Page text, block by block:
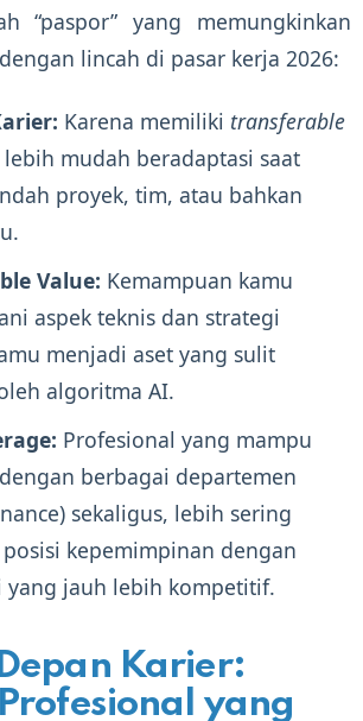
“paspor” yang memungkinkan
lincah di pasar kerja 2026:
Karena memiliki transferable
lebih mudah beradaptasi saat
proyek, tim, atau bahkan
Value: Kemampuan kamu
aspek teknis dan strategi
menjadi aset yang sulit
algoritma AI.
Profesional yang mampu
berbagai departemen
sekaligus, lebih sering
kepemimpinan dengan
yang jauh lebih kompetitif.
Karier:
yang